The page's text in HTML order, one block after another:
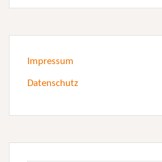
Impressum
Datenschutz